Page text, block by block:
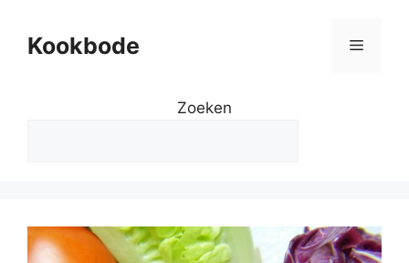
Kookbode
Zoeken